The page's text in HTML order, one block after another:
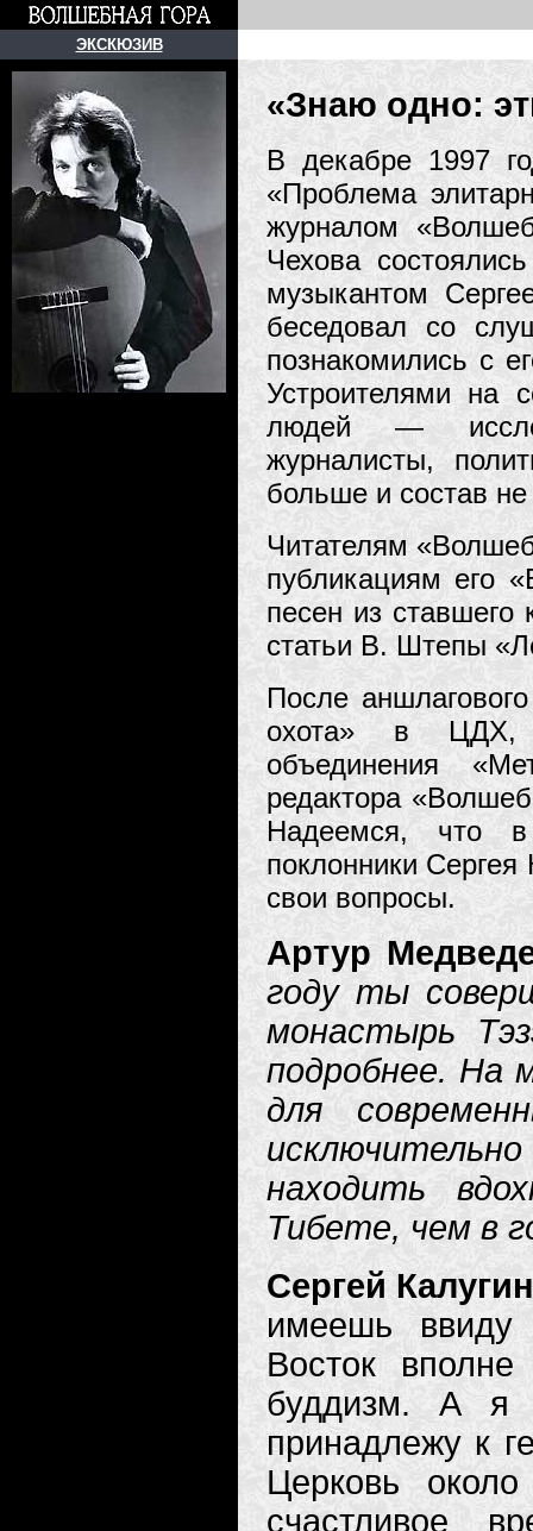
ЭКСКЮЗИВ
«Знаю одно:
В декабре 1997
«Проблема
журналом
Чехова
музыкантом
беседовал со
познакомились с
Устроителями на
людей —
журналисты,
больше и состав
Читателям
публикациям его
песен из
статьи В. Штепы
После
охота» в ЦДХ, в
объединения
редактора
Надеемся, что в
поклонники Сергея
свои вопросы.
Артур
году ты
монастырь
подробнее. На
для
находить
Тибете, чем в
Сергей
имеешь
Восток
буддизм. А я
принадлежу к
Церковь
счастливое